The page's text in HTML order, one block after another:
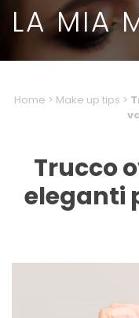
LA MIA
Home > Make up tips >
Trucco
eleganti